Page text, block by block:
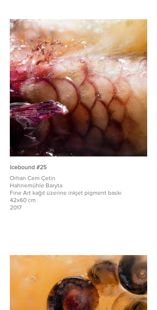
Icebound #25
Orhan Cem Çetin
Hahnemühle Baryta
Fine Art kağıt üzerine inkjet pigment baskı
42x60 cm
2017